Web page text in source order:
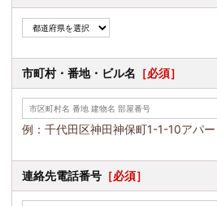
市町村・番地・ビル名 ［必須］
例：千代田区神田神保町1-1-10アパー
連絡先電話番号 ［必須］